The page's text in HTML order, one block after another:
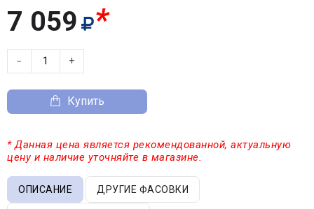
7 059 *
− +
Купить
* Данная цена является рекомендованной, актуальную
цену и наличие уточняйте в магазине.
ОПИСАНИЕ ДРУГИЕ ФАСОВКИ